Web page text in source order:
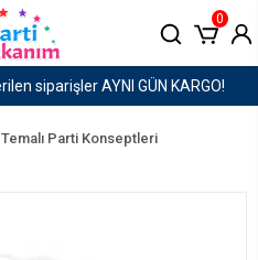
1500 TL ve Üzeri Kargo
0
Temalı Parti Konseptleri